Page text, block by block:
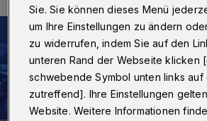
Sie. Sie können dieses Menü
um Ihre Einstellungen zu ändern
zu widerrufen, indem Sie auf den
unteren Rand der Webseite klicken
schwebende Symbol unten links
zutreffend]. Ihre Einstellungen
Website. Weitere Informationen